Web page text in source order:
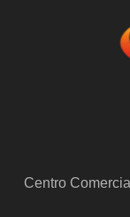
Centro